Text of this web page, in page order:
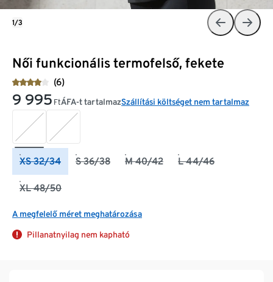
Női funkcionális termofelső, fekete
(6)
9 995 FtÁFA-t tartalmazSzállítási költséget nem tartalmaz
XS 32/34 S 36/38 M 40/42 L 44/46
XL 48/50
A megfelelő méret meghatározása
Pillanatnyilag nem kapható
1/3